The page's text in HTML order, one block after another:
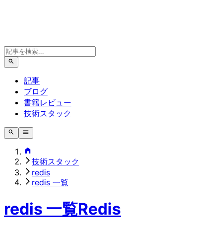
記事
ブログ
書籍レビュー
技術スタック
技術スタック
redis
redis 一覧
redis 一覧Redis